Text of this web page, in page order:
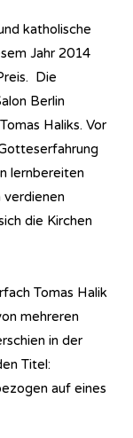
katholische
Jahr 2014
Die
Berlin
Haliks. Vor
lernbereiten
verdienen
die Kirchen
Tomas Halik
mehreren
in der
Titel:
auf eines